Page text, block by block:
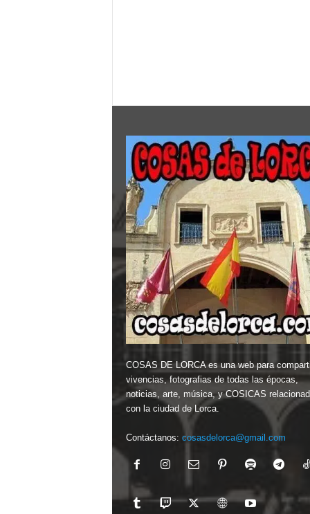
COSAS DE LORCA es una web para
vivencias, fotografias de todas las épocas,
noticias, arte, música, y COSICAS
con la ciudad de Lorca.
Contáctanos: cosasdelorca@gmail.com